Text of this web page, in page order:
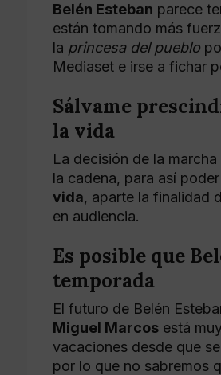
Belén Esteban parece
están tomando más
la princesa del pueblo
Mediaset e irse a fichar
Sálvame
la vida
La decisión de la
la cadena, para así
vida, aparte la finalidad
en audiencia.
Es posible que
temporada
El futuro de Belén
Miguel Marcos está
vacaciones desde que
por lo que no sabremos